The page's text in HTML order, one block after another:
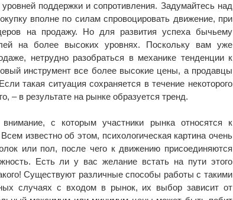
поддержки и сопротивления. Задумайтесь над
вполне по силам спровоцировать движение, при
на продажу. Но для развития успеха бычьему
на более высоких уровнях. Поскольку вам уже
нетрудно разобраться в механике тенденции к
инструмент все более высокие цены, а продавцы
такая ситуация сохраняется в течение некоторого
– в результате на рынке образуется тренд.
с которым участники рынка относятся к
известно об этом, психологическая картина очень
или пол, после чего к движению присоединяются
Есть ли у вас желание встать на пути этого
Существуют различные способы работы с такими
случаях с входом в рынок, их выбор зависит от